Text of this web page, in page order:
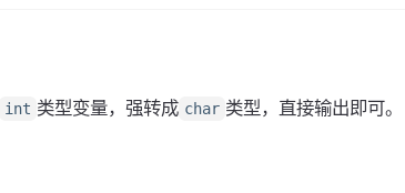
int 类型变量，强转成 char 类型，直接输出即可。